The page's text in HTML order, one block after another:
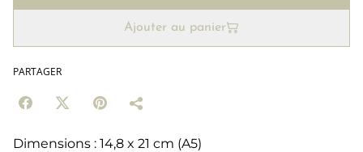
Ajouter au panier
PARTAGER
Dimensions : 14,8 x 21 cm (A5)